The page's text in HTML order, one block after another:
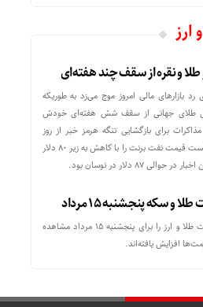
ارز
طلا و نقره از سقف چند هفته‌ای
رد بازارهای مالی امروز موج می‌زد به طوریکه
طلای جهانی از سقف شش هفته‌ای خودش
برای بازگشایی تنگه هرمز خبر از روز
گذشته خبر مهم هفته بود و توانست قیمت نفت برنت را با کاهش به زیر 80 دلار
87 دلار در نوسان بود.
و سکه پنجشنبه 15 مرداد
جدول قیمت طلا و ارز را برای پنجشنبه 15 مرداد مشاهده
افزایش یافته‌اند.